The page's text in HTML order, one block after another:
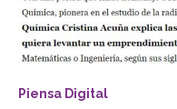
Piensa Digital